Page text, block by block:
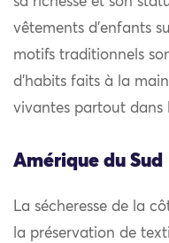
vêtements d’enfants
motifs traditionnels
d’habits faits à la
vivantes partout dans
Amérique du Sud
La sécheresse de la
la préservation de